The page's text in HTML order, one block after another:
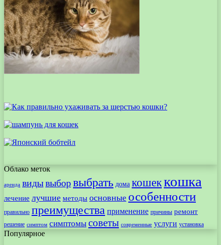
Облако меток
аренда видывыборвыбрать дома кошеккошка
лечение лучшие методы основные особенности
правильно преимущества применение причины ремонт
решение симптом симптомы советы современные услуги установка
Популярное